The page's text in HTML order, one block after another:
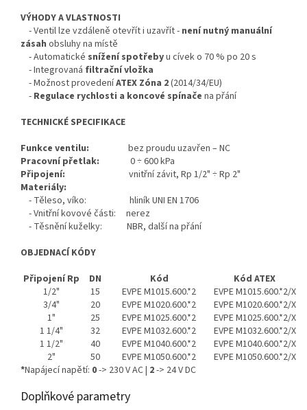
VÝHODY A VLASTNOSTI
- Ventil lze vzdáleně otevřít i uzavřít - není nutný manuální
zásah obsluhy na místě
- Automatické snížení spotřebyu cívek o 70 % po 20 s
- Integrovaná filtrační vložka
- Možnost provedeníATEX Zóna 2(2014/34/EU)
- Regulace rychlosti a koncové spínače na přání
TECHNICKÉ SPECIFIKACE
Funkce ventilu: bez proudu uzavřen – NC
Pracovní přetlak: 0 ÷ 600 kPa
Připojení: vnitřní závit, Rp 1/2" ÷ Rp 2"
Materiály:
- Těleso, víko: hliník UNI EN 1706
- Vnitřní kovové části: nerez
- Těsnění kuželky: NBR, další na přání
OBJEDNACÍ KÓDY
Připojení Rp
DN Kód
Kód ATEX
1/2"
15 EVPE M1015.600.*2
EVPE M1015.600.*2/X
3/4"
20 EVPE M1020.600.*2
EVPE M1020.600.*2/X
1"
25 EVPE M1025.600.*2
EVPE M1025.600.*2/X
1 1/4"
32 EVPE M1032.600.*2
EVPE M1032.600.*2/X
1 1/2"
40 EVPE M1040.600.*2
EVPE M1040.600.*2/X
2"
50 EVPE M1050.600.*2
EVPE M1050.600.*2/X
*Napájecí napětí: 0-> 230 V AC | 2-> 24 V DC
Doplňkové parametry